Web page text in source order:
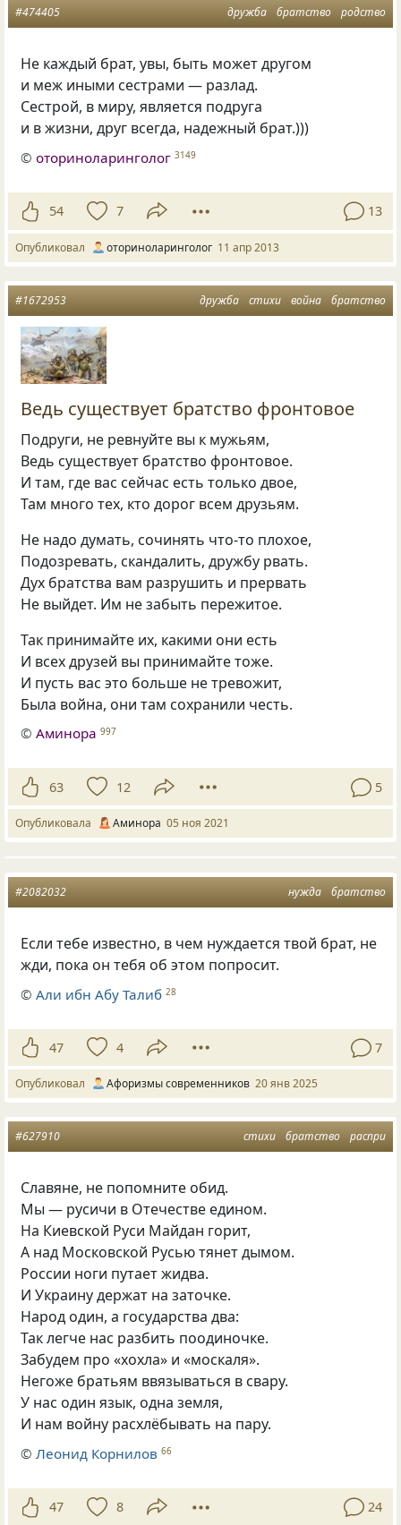
дружба братство родство
#474405
Не каждый брат, увы, быть может другом
и меж иными сестрами — разлад.
Сестрой, в миру, является подруга
и в жизни, друг всегда, надежный брат.)))
©оториноларинголог 3149
54 7 13
Опубликовал оториноларинголог 11 апр 2013
дружба стихи война братство
#1672953
Ведь существует братство фронтовое
Подруги, не ревнуйте вы к мужьям,
Ведь существует братство фронтовое.
И там, где вас сейчас есть только двое,
Там много тех, кто дорог всем друзьям.
Не надо думать, сочинять что-то плохое,
Подозревать, скандалить, дружбу рвать.
Дух братства вам разрушить и прервать
Не выйдет. Им не забыть пережитое.
Так принимайте их, какими они есть
И всех друзей вы принимайте тоже.
И пусть вас это больше не тревожит,
Была война, они там сохранили честь.
©Аминора 997
63 12 5
Опубликовала Аминора 05 ноя 2021
нужда братство
#2082032
Если тебе известно, в чем нуждается твой брат, не
жди, пока он тебя об этом попросит.
©Али ибн Абу Талиб 28
47 4 7
Опубликовал Афоризмы современников 20 янв 2025
стихи братство распри
#627910
Славяне, не попомните обид.
Мы — русичи в Отечестве едином.
На Киевской Руси Майдан горит,
А над Московской Русью тянет дымом.
России ноги путает жидва.
И Украину держат на заточке.
Народ один, а государства два:
Так легче нас разбить поодиночке.
Забудем про «хохла» и «москаля».
Негоже братьям ввязываться в свару.
У нас один язык, одна земля,
И нам войну расхлёбывать на пару.
©Леонид Корнилов 66
47 8 24